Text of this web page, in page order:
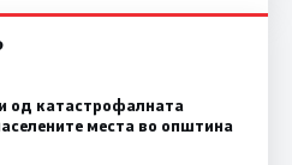
од катастрофалната
места во општина